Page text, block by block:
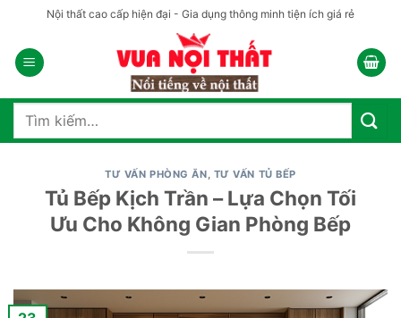
nội
dung
Nội thất cao cấp hiện đại - Gia dụng thông minh tiện ích giá rẻ
Tìm
TƯ VẤN PHÒNG ĂN, TƯ VẤN TỦ BẾP
Tủ Bếp Kịch Trần – Lựa Chọn Tối
Ưu Cho Không Gian Phòng Bếp